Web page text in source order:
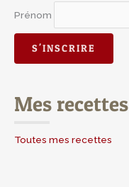
Prénom
Mes recettes
Toutes mes recettes